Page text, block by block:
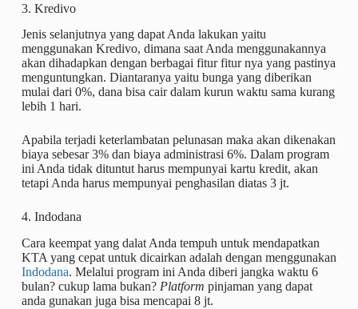
3. Kredivo
Jenis selanjutnya yang dapat Anda lakukan yaitu
menggunakan Kredivo, dimana saat Anda menggunakannya
akan dihadapkan dengan berbagai fitur fitur nya yang pastinya
menguntungkan. Diantaranya yaitu bunga yang diberikan
mulai dari 0%, dana bisa cair dalam kurun waktu sama kurang
lebih 1 hari.
Apabila terjadi keterlambatan pelunasan maka akan dikenakan
biaya sebesar 3% dan biaya administrasi 6%. Dalam program
ini Anda tidak dituntut harus mempunyai kartu kredit, akan
tetapi Anda harus mempunyai penghasilan diatas 3 jt.
4. Indodana
Cara keempat yang dalat Anda tempuh untuk mendapatkan
KTA yang cepat untuk dicairkan adalah dengan menggunakan
Indodana. Melalui program ini Anda diberi jangka waktu 6
bulan? cukup lama bukan? Platform pinjaman yang dapat
anda gunakan juga bisa mencapai 8 jt.